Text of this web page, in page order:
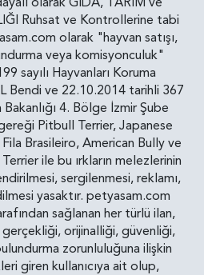
Ruhsat ve Kontrollerine tabi
olarak "hayvan satışı,
veya komisyonculuk"
sayılı Hayvanları Koruma
Bendi ve 22.10.2014 tarihli 367
Bakanlığı 4. Bölge İzmir Şube
Pitbull Terrier, Japanese
Brasileiro, American Bully ve
ile bu ırkların melezlerinin
sergilenmesi, reklamı,
yasaktır. petyasam.com
sağlanan her türlü ilan,
orijinalliği, güvenliği,
zorunluluğuna ilişkin
giren kullanıcıya ait olup,